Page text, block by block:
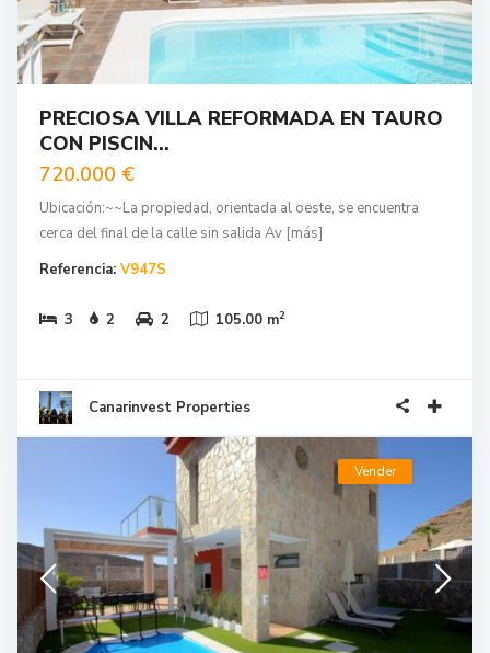
PRECIOSA VILLA REFORMADA EN TAURO
CON PISCIN...
720.000 €
Ubicación:~~La propiedad, orientada al oeste, se encuentra
cerca del final de la calle sin salida Av [más]
Referencia: V947S
3 2 2 105.00 m2
Canarinvest Properties
Vender